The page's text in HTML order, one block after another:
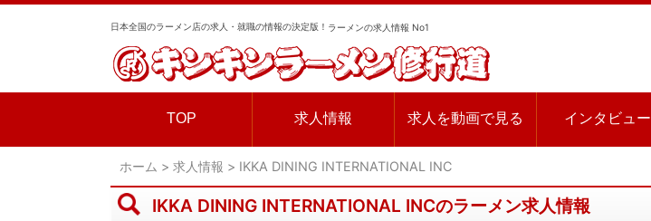
日本全国のラーメン店の求人・就職の情報の決定版！ ラーメンの求人情報 No1
TOP 求人情報 求人を動画で見る インタビュー
ホーム > 求人情報 > IKKA DINING INTERNATIONAL INC
IKKA DINING INTERNATIONAL INCのラーメン求人情報